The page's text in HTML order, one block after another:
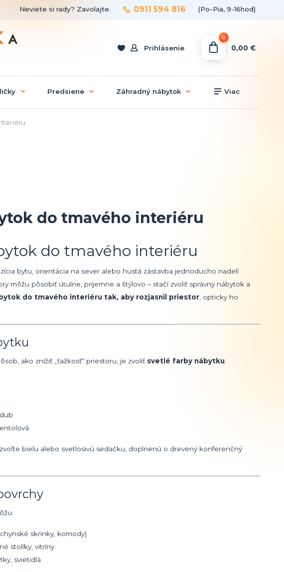
Prihlásenie
Neviete si rady? Zavolajte. 0911 594 816 (Po-Pia, 9-16hod)
0
0,00 €
Predsiene Záhradný nábytok Viac
do tmavého interiéru
do tmavého interiéru
bytu, orientácia na sever alebo hustá zástavba jednoducho nadelí
môžu pôsobiť útulne, príjemne a štýlovo – stačí zvoliť správny nábytok a
do tmavého interiéru tak, aby rozjasnil priestor , opticky ho
ako znížiť „ťažkosť“ priestoru, je zvoliť svetlé farby nábytku.
bielu alebo svetlosivú sedačku, doplnenú o drevený konferenčný
skrinky, komody)
stolíky, vitríny
svietidlá